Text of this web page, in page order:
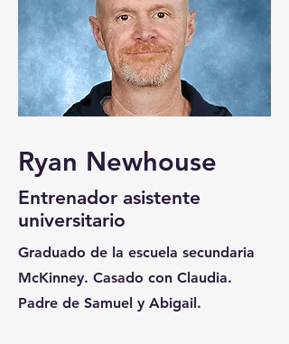
Ryan Newhouse
Entrenador asistente
universitario
Graduado de la escuela secundaria
McKinney. Casado con Claudia.
Padre de Samuel y Abigail.